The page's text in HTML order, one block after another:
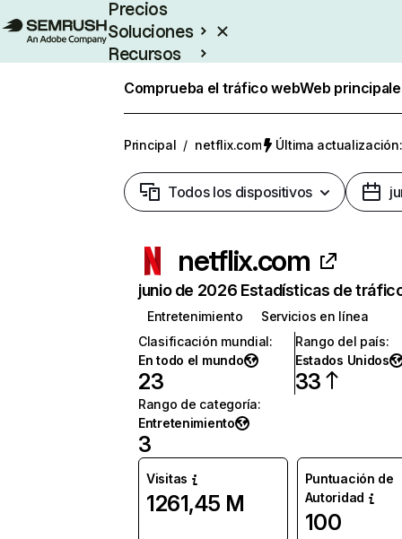
Precios
Soluciones
Recursos
Comprueba el tráfico webWeb
Principal / netflix.com Última
Todos los dispositivos
netflix.com
junio de 2026 Estadísticas de
Entretenimiento
Servicios en línea
Clasificación mundial:
En todo el mundo
23
Rango del país:
Estados Unidos
33
Rango de categoría:
Entretenimiento
3
Visitas
1261,45 M
Puntuación de
Autoridad
100